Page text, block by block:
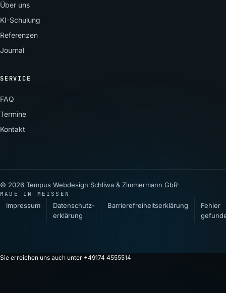
Über uns
KI-Schulung
Referenzen
Journal
SERVICE
FAQ
Termine
Kontakt
© 2026 Tempus Webdesign·Schliwa & Zimmermann GbR·
MADE IN MEISSEN
Impressum
Datenschutz­
erklärung
Barrierefreiheitserklärung
Fehler
Sie erreichen uns auch unter +49174 4555514